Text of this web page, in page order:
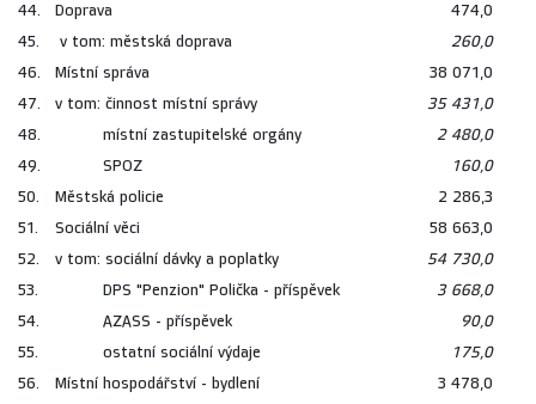
44.
Doprava
474,0
45.
v tom: městská doprava
260,0
46.
Místní správa
38 071,0
47.
v tom: činnost místní správy
35 431,0
48.
místní zastupitelské orgány
2 480,0
49.
SPOZ
160,0
50.
Městská policie
2 286,3
51.
Sociální věci
58 663,0
52.
v tom: sociální dávky a poplatky
54 730,0
53.
DPS "Penzion" Polička - příspěvek
3 668,0
54.
AZASS - příspěvek
90,0
55.
ostatní sociální výdaje
175,0
56.
Místní hospodářství - bydlení
3 478,0